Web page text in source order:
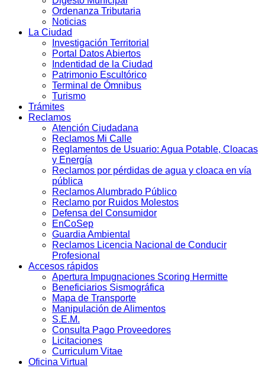
Ordenanza Tributaria
Noticias
La Ciudad
Investigación Territorial
Portal Datos Abiertos
Indentidad de la Ciudad
Patrimonio Escultórico
Terminal de Ómnibus
Turismo
Trámites
Reclamos
Atención Ciudadana
Reclamos Mi Calle
Reglamentos de Usuario: Agua Potable, Cloacas
y Energía
Reclamos por pérdidas de agua y cloaca en vía
pública
Reclamos Alumbrado Público
Reclamo por Ruidos Molestos
Defensa del Consumidor
EnCoSep
Guardia Ambiental
Reclamos Licencia Nacional de Conducir
Profesional
Accesos rápidos
Apertura Impugnaciones Scoring Hermitte
Beneficiarios Sismográfica
Mapa de Transporte
Manipulación de Alimentos
S.E.M.
Consulta Pago Proveedores
Licitaciones
Curriculum Vitae
Oficina Virtual